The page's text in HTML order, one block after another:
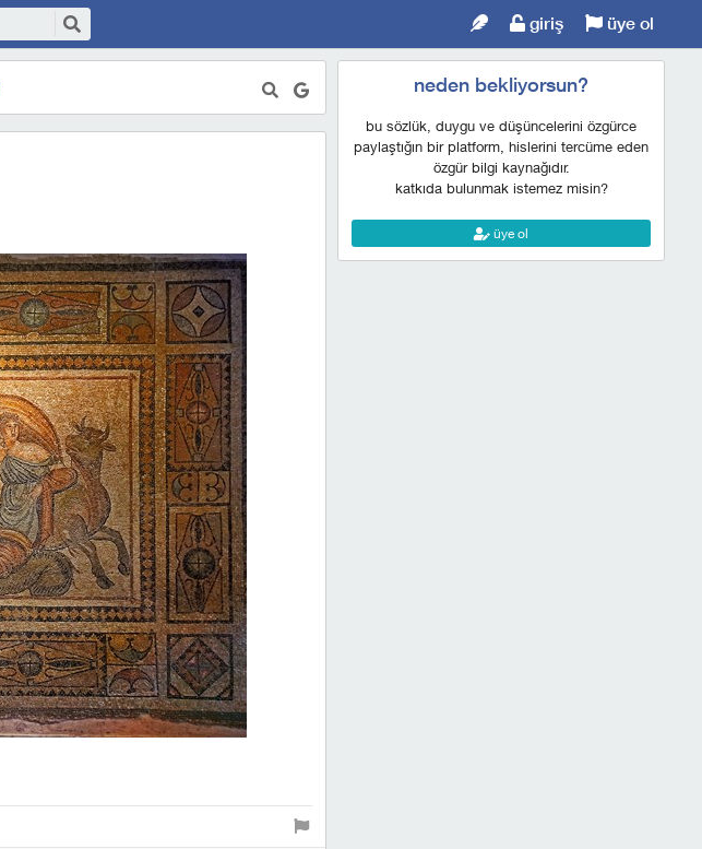
giriş üye ol
neden bekliyorsun?
bu sözlük, duygu ve düşüncelerini özgürce
paylaştığın bir platform, hislerini tercüme eden
özgür bilgi kaynağıdır.
katkıda bulunmak istemez misin?
üye ol